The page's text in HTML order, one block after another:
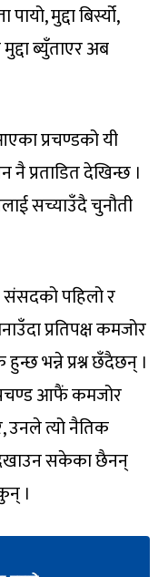
मुद्दा बिर्स्यो,
मुद्दा ब्युँताएर अब
प्रचण्डको यी
प्रताडित देखिन्छ ।
सच्याउँदै चुनौती
संसदको पहिलो र
प्रतिपक्ष कमजोर
भन्ने प्रश्न छँदैछन् ।
प्रचण्ड आफैं कमजोर
उनले त्यो नैतिक
सकेका छैनन्
।